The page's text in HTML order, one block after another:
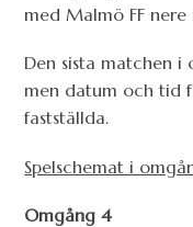
med Malmö FF nere
Den sista matchen i
men datum och tid
fastställda.
Spelschemat i
Omgång 4